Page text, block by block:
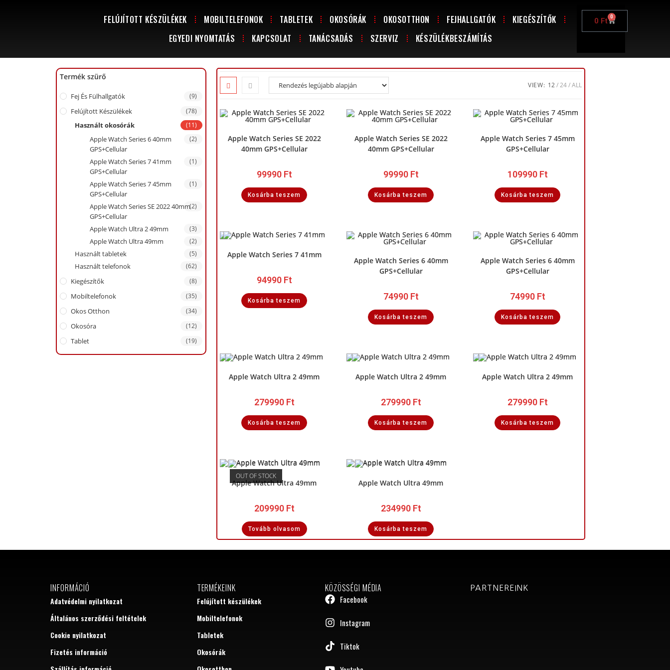
FELÚJÍTOTT KÉSZÜLÉKEK MOBILTELEFONOK TABLETEK OKOSÓRÁK OKOSOTTHON FEJHALLGATÓK
KIEGÉSZÍTŐK
EGYEDI NYOMTATÁS
KAPCSOLAT TANÁCSADÁS SZERVIZ KÉSZÜLÉKBESZÁMÍTÁS
0 Ft 0
Termék szürő
Fej És Fülhallgatók (9)
Felújított Készülékek (78)
Használt okosórák (11)
Apple Watch Series 6 40mm
GPS+Cellular
(2)
Apple Watch Series 7 41mm
GPS+Cellular
(1)
Apple Watch Series 7 45mm
GPS+Cellular
(1)
Apple Watch Series SE 2022 40mm
GPS+Cellular
(2)
Apple Watch Ultra 2 49mm (3)
Apple Watch Ultra 49mm (2)
Használt tabletek (5)
Használt telefonok (62)
Kiegészítők (8)
Mobiltelefonok (35)
Okos Otthon (34)
Okosóra (12)
Tablet (19)
VIEW: 12 24 ALL
Apple Watch Series SE 2022
40mm GPS+Cellular
99990 Ft
Kosárba teszem
Apple Watch Series SE 2022
40mm GPS+Cellular
99990 Ft
Kosárba teszem
Apple Watch Series 7 45mm
GPS+Cellular
109990 Ft
Kosárba teszem
Apple Watch Series 7 41mm
94990 Ft
Kosárba teszem
Apple Watch Series 6 40mm
GPS+Cellular
74990 Ft
Kosárba teszem
Apple Watch Series 6 40mm
GPS+Cellular
74990 Ft
Kosárba teszem
Apple Watch Ultra 2 49mm
279990 Ft
Kosárba teszem
Apple Watch Ultra 2 49mm
279990 Ft
Kosárba teszem
Apple Watch Ultra 2 49mm
279990 Ft
Kosárba teszem
OUT OF STOCK
Apple Watch Ultra 49mm
209990 Ft
Tovább olvasom
Apple Watch Ultra 49mm
234990 Ft
Kosárba teszem
INFORMÁCIÓ
Adatvédelmi nyilatkozat
Általános szerződési feltételek
Cookie nyilatkozat
Fizetés információ
TERMÉKEINK
Felújított készülékek
Mobiltelefonok
Tabletek
Okosórák
KÖZÖSSÉGI MÉDIA
Facebook
Instagram
Tiktok
PARTNEREINK